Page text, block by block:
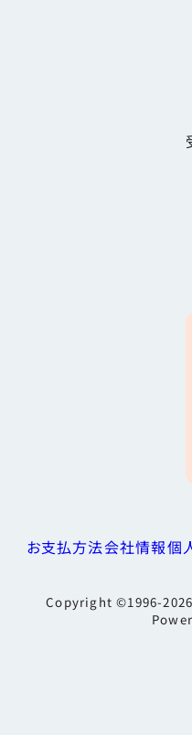
お支払方法会社情報個
Copyright ©1996-2026